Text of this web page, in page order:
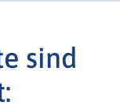
sind